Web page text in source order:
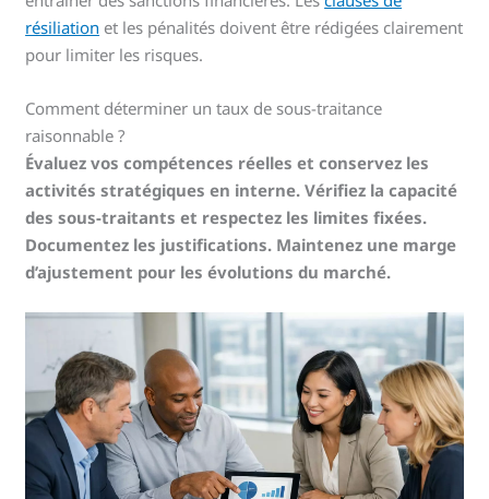
résiliation et les pénalités doivent être rédigées clairement
pour limiter les risques.
Comment déterminer un taux de sous-traitance
raisonnable ?
Évaluez vos compétences réelles et conservez les
activités stratégiques en interne. Vérifiez la capacité
des sous-traitants et respectez les limites fixées.
Documentez les justifications. Maintenez une marge
d’ajustement pour les évolutions du marché.